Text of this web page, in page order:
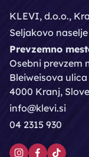
KLEVI, d.o.o.,
Seljakovo
Prevzemno
Osebni prevzem
Bleiweisova ulica
4000 Kranj,
info@klevi.si
04 2315 930